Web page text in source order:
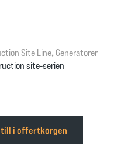
site-serien
till i offertkorgen
Site Line, Generatorer